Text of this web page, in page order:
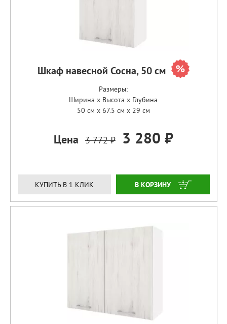
Шкаф навесной Сосна, 50 см
Размеры:
Ширина x Высота x Глубина
50 см x 67.5 см x 29 см
Цена 3 772 ₽ 3 280 ₽
КУПИТЬ В 1 КЛИК ЗАКАЗАТЬ